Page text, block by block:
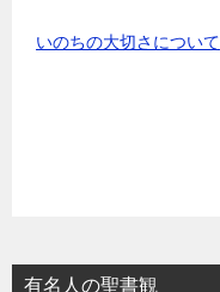
いのちの大切さについて
有名人の聖書観